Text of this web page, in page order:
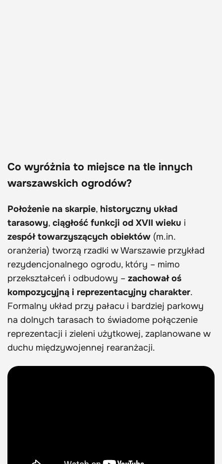
Co wyróżnia to miejsce na tle innych
warszawskich ogrodów?
Położenie na skarpie, historyczny układ
tarasowy, ciągłość funkcji od XVII wieku i
zespół towarzyszących obiektów (m.in.
oranżeria) tworzą rzadki w Warszawie przykład
rezydencjonalnego ogrodu, który – mimo
przekształceń i odbudowy – zachował oś
kompozycyjną i reprezentacyjny charakter.
Formalny układ przy pałacu i bardziej parkowy
na dolnych tarasach to świadome połączenie
reprezentacji i zieleni użytkowej, zaplanowane w
duchu międzywojennej rearanżacji.